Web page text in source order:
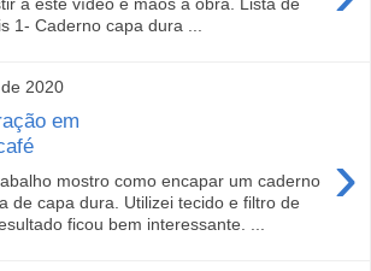
1- Caderno capa dura ...
2020
em
›
mostro como encapar um caderno
de capa dura. Utilizei tecido e filtro de
ficou bem interessante. ...